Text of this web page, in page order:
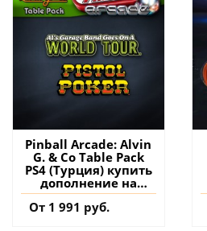
Pinball Arcade: Alvin
G. & Co Table Pack
PS4 (Турция) купить
дополнение на
аккаунт
От 1 991 руб.